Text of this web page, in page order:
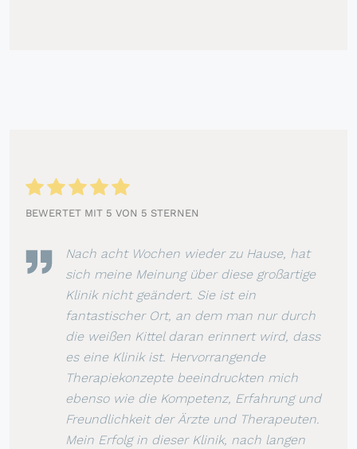
BEWERTET MIT 5 VON 5 STERNEN
Nach acht Wochen wieder zu Hause, hat
sich meine Meinung über diese großartige
Klinik nicht geändert. Sie ist ein
fantastischer Ort, an dem man nur durch
die weißen Kittel daran erinnert wird, dass
es eine Klinik ist. Hervorrangende
Therapiekonzepte beeindruckten mich
ebenso wie die Kompetenz, Erfahrung und
Freundlichkeit der Ärzte und Therapeuten.
Mein Erfolg in dieser Klinik, nach langen